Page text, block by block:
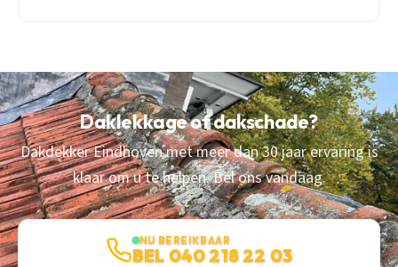
Daklekkage of dakschade?
Dakdekker Eindhoven met meer dan 30 jaar ervaring is
klaar om u te helpen. Bel ons vandaag.
NU BEREIKBAAR
BEL 040 218 22 03